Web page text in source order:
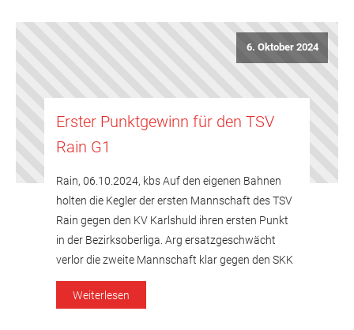
6. Oktober 2024
Erster Punktgewinn für den TSV
Rain G1
Rain, 06.10.2024, kbs Auf den eigenen Bahnen
holten die Kegler der ersten Mannschaft des TSV
Rain gegen den KV Karlshuld ihren ersten Punkt
in der Bezirksoberliga. Arg ersatzgeschwächt
verlor die zweite Mannschaft klar gegen den SKK
Mörslingen. Bezirksoberliga TSV Rain G1 – KV
Karlshuld G1: 4 – 4 (3214-3193) Bereits in der
Weiterlesen